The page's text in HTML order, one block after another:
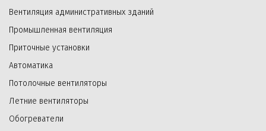
Вентиляция административных зданий
Промышленная вентиляция
Приточные установки
Автоматика
Потолочные вентиляторы
Летние вентиляторы
Обогреватели